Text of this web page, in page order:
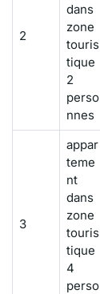
2
dans
zone
touris
tique
2
perso
nnes
3
appar
teme
nt
dans
zone
touris
tique
4
perso